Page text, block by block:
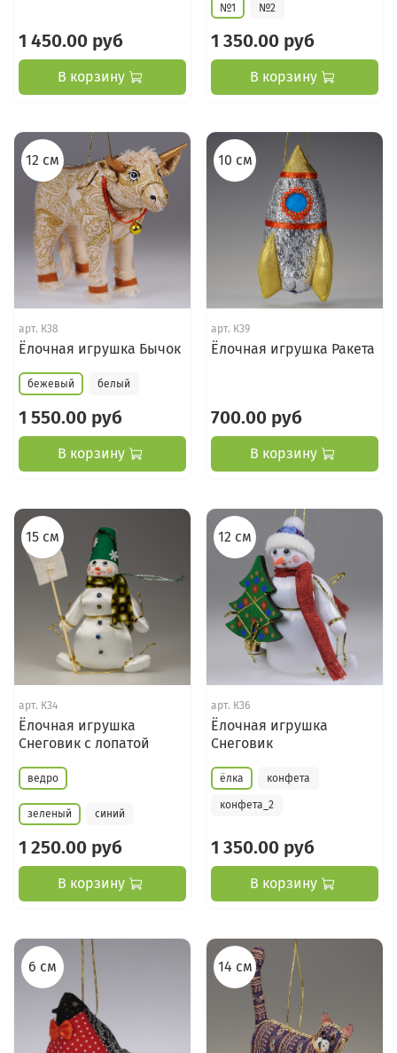
1 450.00 руб
В корзину
№1 №2
1 350.00 руб
В корзину
12 см
арт. К38
Ёлочная игрушка Бычок
бежевый белый
1 550.00 руб
В корзину
10 см
арт. К39
Ёлочная игрушка Ракета
700.00 руб
В корзину
15 см
арт. К34
Ёлочная игрушка
Снеговик с лопатой
ведро
зеленый синий
1 250.00 руб
В корзину
12 см
арт. К36
Ёлочная игрушка
Снеговик
ёлка конфета
конфета_2
1 350.00 руб
В корзину
6 см 14 см